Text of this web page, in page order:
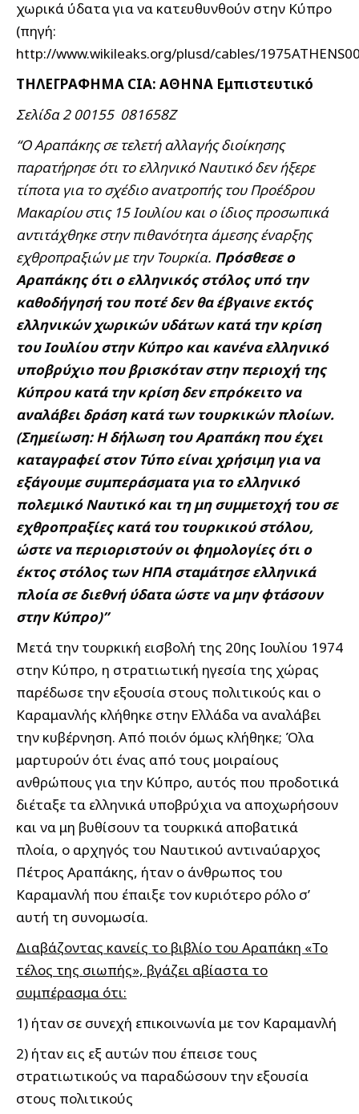
χωρικά ύδατα για να κατευθυνθούν στην Κύπρο
(πηγή:
http://www.wikileaks.org/plusd/cables/
ΤΗΛΕΓΡΑΦΗΜΑ CIA: ΑΘΗΝΑ Εμπιστευτικό
Σελίδα 2 00155 081658Z
“Ο Αραπάκης σε τελετή αλλαγής διοίκησης
παρατήρησε ότι το ελληνικό Ναυτικό δεν ήξερε
τίποτα για το σχέδιο ανατροπής του Προέδρου
Μακαρίου στις 15 Ιουλίου και ο ίδιος προσωπικά
αντιτάχθηκε στην πιθανότητα άμεσης έναρξης
εχθροπραξιών με την Τουρκία. Πρόσθεσε ο
Αραπάκης ότι ο ελληνικός στόλος υπό την
καθοδήγησή του ποτέ δεν θα έβγαινε εκτός
ελληνικών χωρικών υδάτων κατά την κρίση
του Ιουλίου στην Κύπρο και κανένα ελληνικό
υποβρύχιο που βρισκόταν στην περιοχή της
Κύπρου κατά την κρίση δεν επρόκειτο να
αναλάβει δράση κατά των τουρκικών πλοίων.
(Σημείωση: Η δήλωση του Αραπάκη που έχει
καταγραφεί στον Τύπο είναι χρήσιμη για να
εξάγουμε συμπεράσματα για το ελληνικό
πολεμικό Ναυτικό και τη μη συμμετοχή του σε
εχθροπραξίες κατά του τουρκικού στόλου,
ώστε να περιοριστούν οι φημολογίες ότι ο
έκτος στόλος των ΗΠΑ σταμάτησε ελληνικά
πλοία σε διεθνή ύδατα ώστε να μην φτάσουν
στην Κύπρο)”
Μετά την τουρκική εισβολή της 20ης Ιουλίου 1974
στην Κύπρο, η στρατιωτική ηγεσία της χώρας
παρέδωσε την εξουσία στους πολιτικούς και ο
Καραμανλής κλήθηκε στην Ελλάδα να αναλάβει
την κυβέρνηση. Από ποιόν όμως κλήθηκε; Όλα
μαρτυρούν ότι ένας από τους μοιραίους
ανθρώπους για την Κύπρο, αυτός που προδοτικά
διέταξε τα ελληνικά υποβρύχια να αποχωρήσουν
και να μη βυθίσουν τα τουρκικά αποβατικά
πλοία, ο αρχηγός του Ναυτικού αντιναύαρχος
Πέτρος Αραπάκης, ήταν ο άνθρωπος του
Καραμανλή που έπαιξε τον κυριότερο ρόλο σ’
αυτή τη συνομωσία.
Διαβάζοντας κανείς το βιβλίο του Αραπάκη «Το
τέλος της σιωπής», βγάζει αβίαστα το
συμπέρασμα ότι:
1) ήταν σε συνεχή επικοινωνία με τον Καραμανλή
2) ήταν εις εξ αυτών που έπεισε τους
στρατιωτικούς να παραδώσουν την εξουσία
στους πολιτικούς